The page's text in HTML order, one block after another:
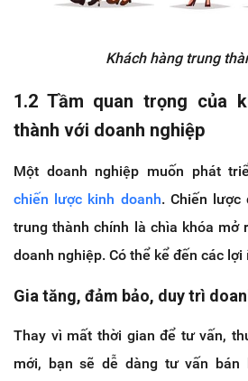
Khách hàng trung
1.2 Tầm quan trọng của
thành với doanh nghiệp
Một doanh nghiệp muốn phát
chiến lược kinh doanh. Chiến lược
trung thành chính là chìa khóa mở
doanh nghiệp. Có thể kể đến các
Gia tăng, đảm bảo, duy trì
Thay vì mất thời gian để tư vấn,
mới, bạn sẽ dễ dàng tư vấn bán